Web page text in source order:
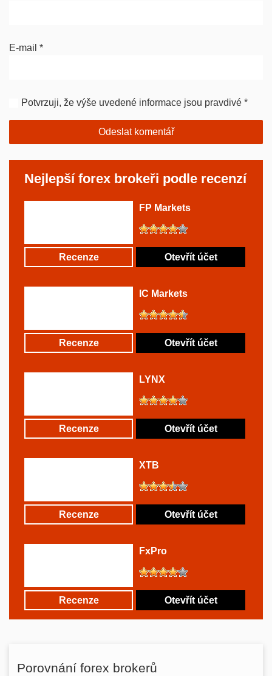
E-mail *
Potvrzuji, že výše uvedené informace jsou pravdivé *
Nejlepší forex brokeři podle recenzí
FP Markets
Recenze Otevřít účet
IC Markets
Recenze Otevřít účet
LYNX
Recenze Otevřít účet
XTB
Recenze Otevřít účet
FxPro
Recenze Otevřít účet
Porovnání forex brokerů